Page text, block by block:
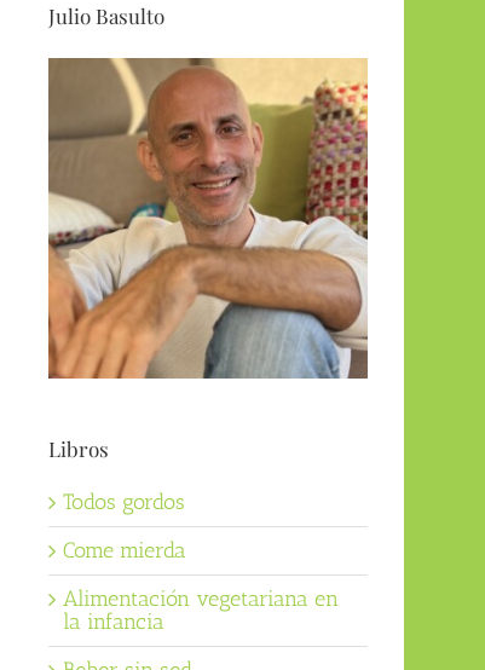
Julio Basulto
Libros
Todos gordos
Come mierda
Alimentación vegetariana en
la infancia